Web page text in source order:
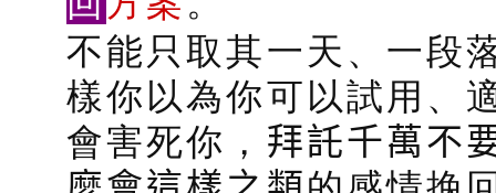
不能只取其一天、一段
樣你以為你可以試用、
會害死你， 拜託千萬不